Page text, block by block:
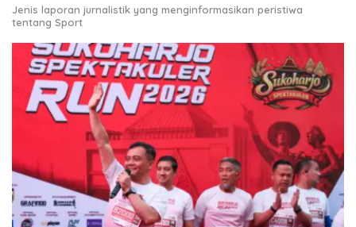
Jenis laporan jurnalistik yang menginformasikan peristiwa
tentang Sport